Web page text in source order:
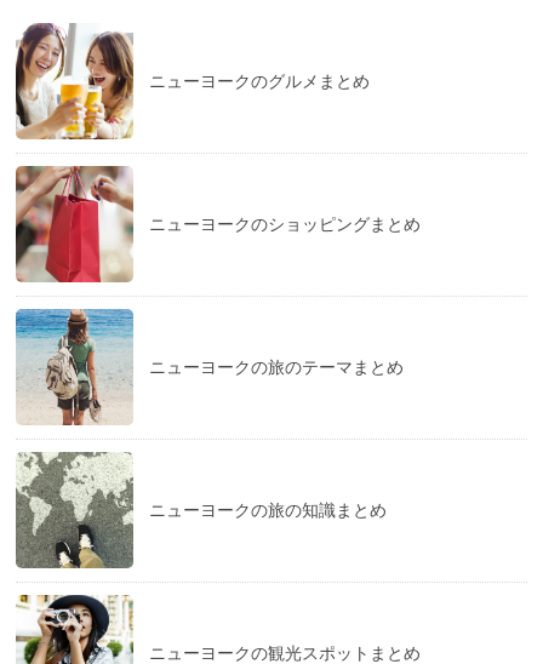
ニューヨークのグルメまとめ
ニューヨークのショッピングまとめ
ニューヨークの旅のテーマまとめ
ニューヨークの旅の知識まとめ
ニューヨークの観光スポットまとめ